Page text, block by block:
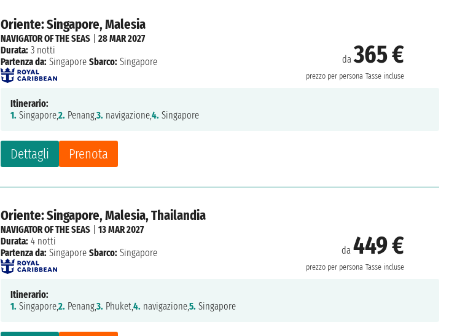
Oriente: Singapore, Malesia
da365 €
prezzo per persona Tasse incluse
Dettagli Prenota
NAVIGATOR OF THE SEAS |28 MAR 2027
Durata: 3 notti
Partenza da: Singapore Sbarco: Singapore
Itinerario:
1. Singapore,2. Penang,3. navigazione,4. Singapore
Oriente: Singapore, Malesia, Thailandia
da449 €
prezzo per persona Tasse incluse
NAVIGATOR OF THE SEAS |13 MAR 2027
Durata: 4 notti
Partenza da: Singapore Sbarco: Singapore
Itinerario:
1. Singapore,2. Penang,3. Phuket,4. navigazione,5. Singapore